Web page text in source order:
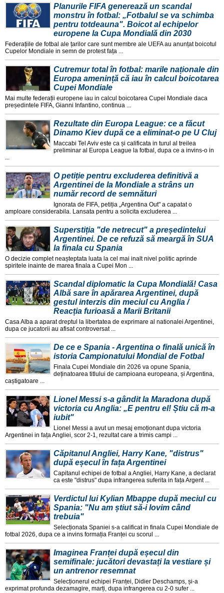
Planurile FIFA generează un scandal
monstru în fotbal: „Fotbalul se va schimba
pentru totdeauna". Boicot al echipelor
europene la Cupa Mondială din 2030
Federațiile de fotbal ale țarilor care sunt membre ale UEFA au anunțat boicotul
Cupelor Mondiale in semn de protest fața ...
Cutremur total în fotbal: marile naționale din
Europa amenință că iau în calcul boicotarea
Cupei Mondiale
Mai multe federații europene iau in calcul boicotarea Cupei Mondiale daca
președintele FIFA, Gianni Infantino, continua ...
Rezultate din Europa League: ce a făcut
Dinamo Kiev după ce a eliminat-o pe U Cluj
Maccabi Tel Aviv este ca și calificata in turul al treilea
preliminar al Europa League la fotbal, dupa ce a invins-o in
...
O petiție pentru excluderea definitivă a
Argentinei de la Mondiale a strâns un
număr record de semnături
Ignorata de FIFA, petiția „Argentina Out" a capatat o
amploare considerabila. Lansata pentru a solicita excluderea ...
Superstiția "de netrecut" a președintelui
Argentinei. De ce refuză să meargă în SUA
la finala cu Spania
O decizie complet neașteptata luata la cel mai inalt nivel politic aprinde
spiritele inainte de marea finala a Cupei Mon ...
Scandal diplomatic la Cupa Mondială! Casa
Albă sare în apărarea Argentinei, după
gestul interzis din meciul cu Anglia /
Reacția furioasă a Marii Britanii
Casa Alba a aparat dreptul la libertatea de exprimare al nationalei Argentinei,
dupa ce jucatorii au afisat controversat ...
De ce e Spania - Argentina o finală unică în
istoria Campionatului Mondial de Fotbal
Finala Cupei Mondiale din 2026 va opune Spania,
deținatoarea titlului de campioana europeana, și Argentina,
caștigatoare ...
Lionel Messi s-a gândit la Maradona după
victoria cu Anglia: „E pentru el! Știu că m-a
iubit"
Lionel Messi a avut un mesaj emoționant dupa victoria
Argentinei in fața Angliei, scor 2-1, rezultat care a trimis campi ...
Căpitanul Angliei, Harry Kane, "distrus"
după eșecul în fața Argentinei
Capitanul echipei de fotbal a Angliei, Harry Kane, a declarat
ca este "distrus" dupa infrangerea suferita in fața Argent ...
Verdictul lui Kylian Mbappe după meciul cu
Spania: "Nu am știut să-i lovim când
trebuia"
Selecționata Spaniei s-a calificat in finala Cupei Mondiale de
fotbal 2026, dupa ce a invins formația Franței cu scorul ...
Imaginea Franței după eșecul din
semifinale: jucători devastați la vestiare și
un antrenor resemnat
Selecționerul echipei Franței, Didier Deschamps, și-a
exprimat profunda dezamagire, marți, dupa infrangerea cu 2-0 sufer ...